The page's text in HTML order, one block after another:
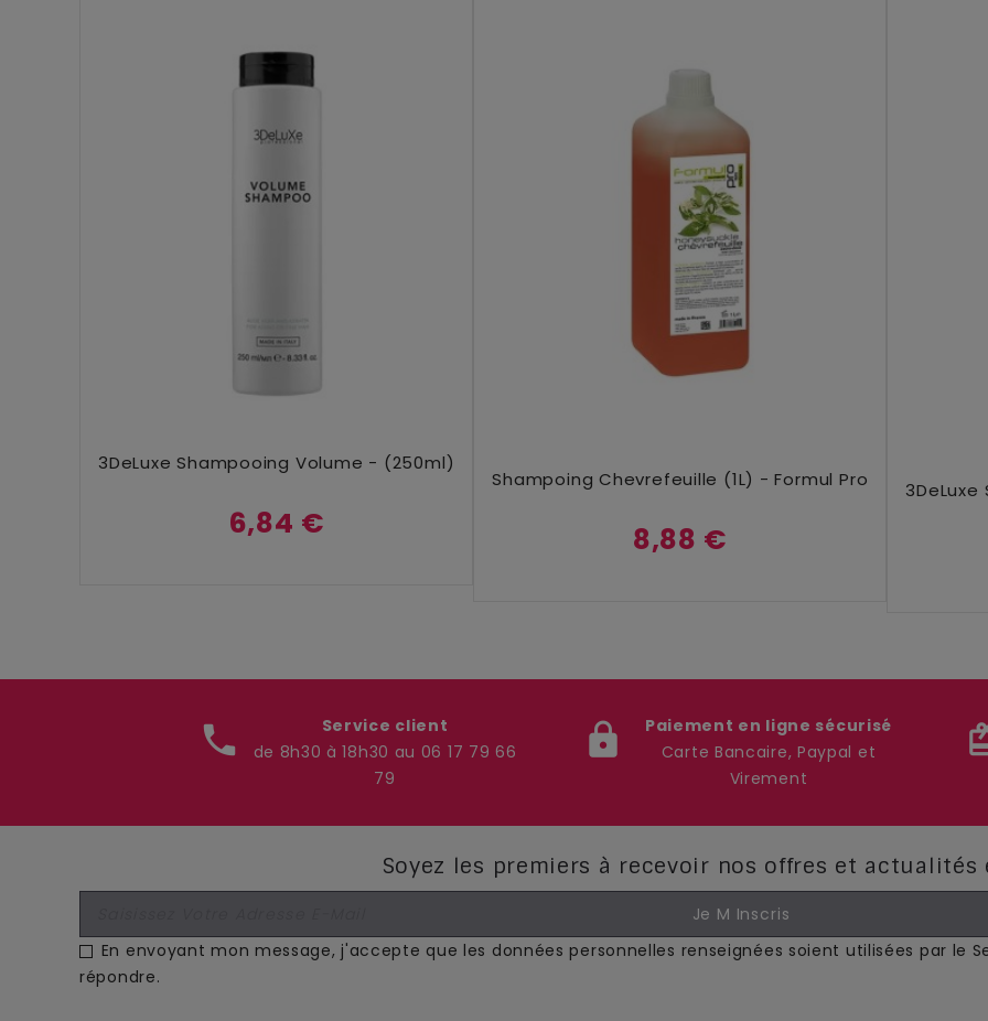
Ajouter Au Panier
3DeLuxe Shampooing Volume - (250ml)
6,84 €
Ajouter Au Panier
Shampoing Chevrefeuille (1L) - Formul Pro
8,88 €
phone
Service client
de 8h30 à 18h30 au 06 17 79 66
79
lock
Paiement en ligne sécurisé
Carte Bancaire, Paypal et
Virement
Soyez les premiers à recevoir nos offres et
En envoyant mon message, j'accepte que les données personnelles renseignées soient utilisées par
répondre.